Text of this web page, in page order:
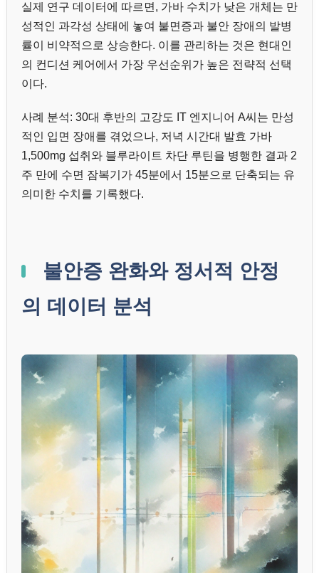
실제 연구 데이터에 따르면, 가바 수치가 낮은 개체는 만
성적인 과각성 상태에 놓여 불면증과 불안 장애의 발병
률이 비약적으로 상승한다. 이를 관리하는 것은 현대인
의 컨디션 케어에서 가장 우선순위가 높은 전략적 선택
이다.
사례 분석: 30대 후반의 고강도 IT 엔지니어 A씨는 만성
적인 입면 장애를 겪었으나, 저녁 시간대 발효 가바
1,500mg 섭취와 블루라이트 차단 루틴을 병행한 결과 2
주 만에 수면 잠복기가 45분에서 15분으로 단축되는 유
의미한 수치를 기록했다.
불안증 완화와 정서적 안정
의 데이터 분석